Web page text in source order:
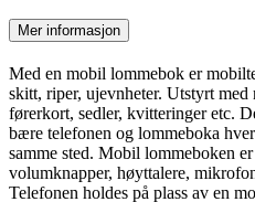
Mer informasjon
Med en mobil lommebok er
skitt, riper, ujevnheter. Utstyrt
førerkort, sedler, kvitteringer etc.
bære telefonen og lommeboka
samme sted. Mobil lommeboken
volumknapper, høyttalere,
Telefonen holdes på plass av en